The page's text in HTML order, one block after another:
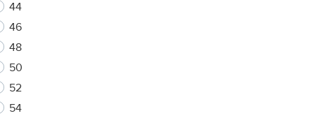
44
46
48
50
52
54